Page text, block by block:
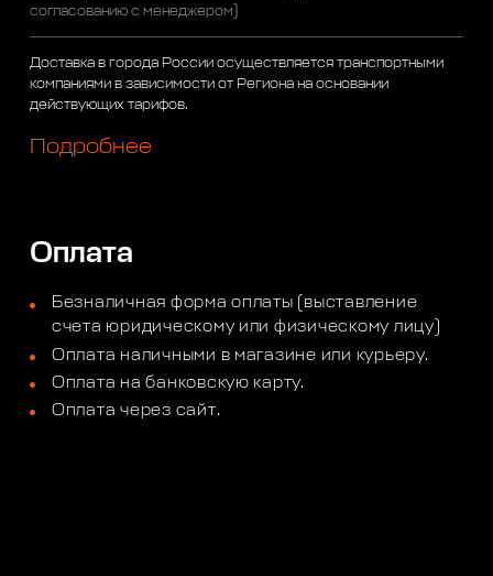
согласованию с менеджером)
Доставка в города России осуществляется транспортными
компаниями в зависимости от Региона на основании
действующих тарифов.
Подробнее
Оплата
Безналичная форма оплаты (выставление
счета юридическому или физическому лицу)
Оплата наличными в магазине или курьеру.
Оплата на банковскую карту.
Оплата через сайт.